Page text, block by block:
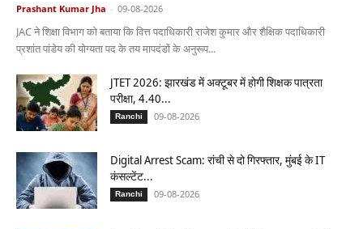
Prashant Kumar Jha - 09-08-2026
JAC ने शिक्षा विभाग को बताया कि वित्त पदाधिकारी राजेश कुमार और शैक्षिक पदाधिकारी
प्रशांत पांडेय की योग्यता पद के तय मापदंडों के अनुरूप...
JTET 2026: झारखंड में अक्टूबर में होगी शिक्षक पात्रता
परीक्षा, 4.40...
Ranchi 09-08-2026
Digital Arrest Scam: रांची से दो गिरफ्तार, मुंबई के IT
कंसल्टेंट...
Ranchi 09-08-2026